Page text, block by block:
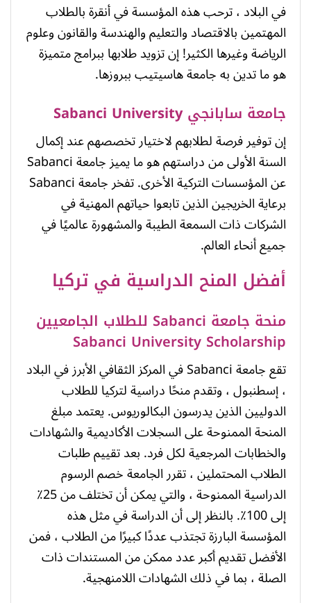
في البلاد ، ترحب هذه المؤسسة في أنقرة بالطلاب
المهتمين بالاقتصاد والتعليم والهندسة والقانون وعلوم
الرياضة وغيرها الكثير! إن تزويد طلابها ببرامج متميزة
هو ما تدين به جامعة هاسيتيب ببروزها.
جامعة سابانجيSabanci University
إن توفير فرصة لطلابهم لاختيار تخصصهم عند إكمال
السنة الأولى من دراستهم هو ما يميز جامعة Sabanci
عن المؤسسات التركية الأخرى. تفخر جامعة Sabanci
برعاية الخريجين الذين تابعوا حياتهم المهنية في
الشركات ذات السمعة الطيبة والمشهورة عالميًا في
جميع أنحاء العالم.
أفضل المنح الدراسية في تركيا
منحة جامعة Sabanci للطلاب الجامعيين
Sabanci University Scholarship
تقع جامعة Sabanci في المركز الثقافي الأبرز في البلاد
، إسطنبول ، وتقدم منحًا دراسية لتركيا للطلاب
الدوليين الذين يدرسون البكالوريوس. يعتمد مبلغ
المنحة الممنوحة على السجلات الأكاديمية والشهادات
والخطابات المرجعية لكل فرد. بعد تقييم طلبات
الطلاب المحتملين ، تقرر الجامعة خصم الرسوم
الدراسية الممنوحة ، والتي يمكن أن تختلف من 25٪
إلى 100٪. بالنظر إلى أن الدراسة في مثل هذه
المؤسسة البارزة تجتذب عددًا كبيرًا من الطلاب ، فمن
الأفضل تقديم أكبر عدد ممكن من المستندات ذات
الصلة ، بما في ذلك الشهادات اللامنهجية.